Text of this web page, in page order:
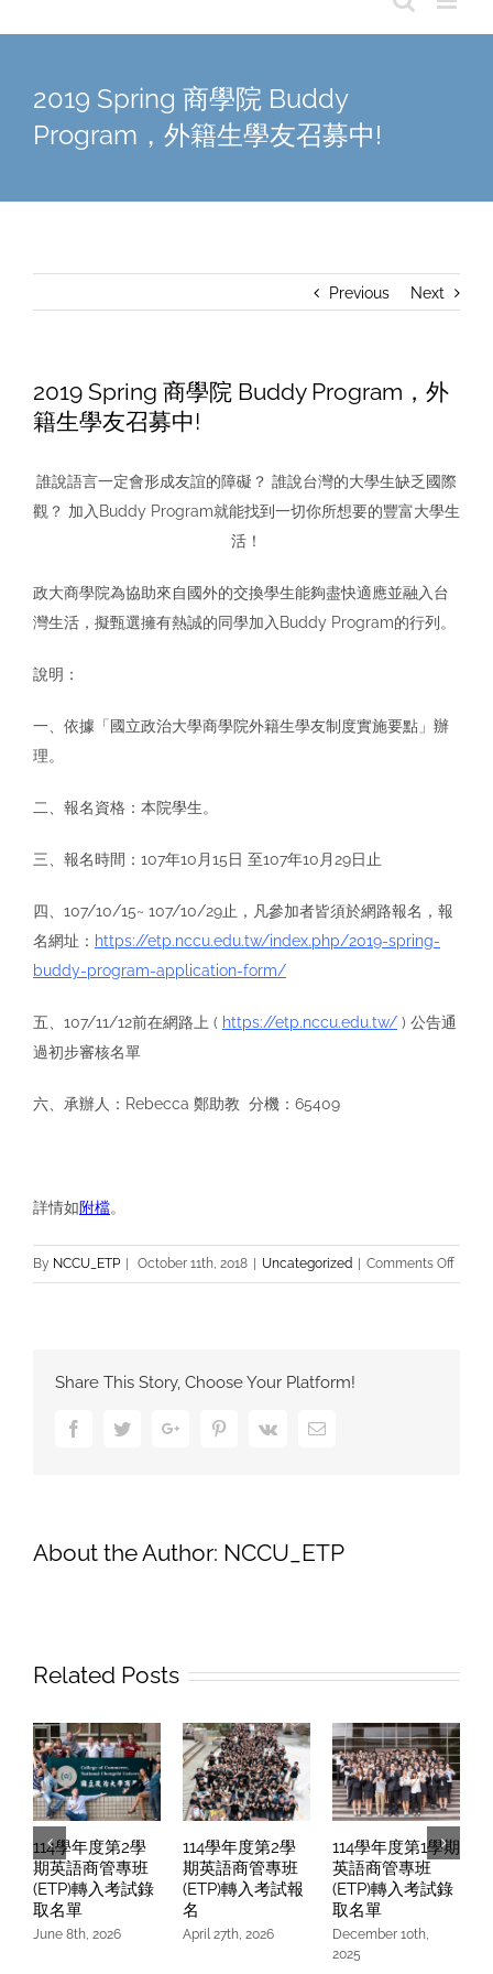
2019 Spring 商學院 Buddy
Program，外籍生學友召募中!
Previous Next
2019 Spring 商學院 Buddy Program，外
籍生學友召募中!
誰說語言一定會形成友誼的障礙？ 誰說台灣的大學生缺乏國際
觀？ 加入Buddy Program就能找到一切你所想要的豐富大學生
活！
政大商學院為協助來自國外的交換學生能夠盡快適應並融入台
灣生活，擬甄選擁有熱誠的同學加入Buddy Program的行列。
說明：
一、依據「國立政治大學商學院外籍生學友制度實施要點」辦
理。
二、報名資格：本院學生。
三、報名時間：107年10月15日 至107年10月29日止
四、107/10/15~ 107/10/29止，凡參加者皆須於網路報名，報
名網址： https://etp.nccu.edu.tw/index.php/2019-spring-
buddy-program-application-form/
五、107/11/12前在網路上 ( https://etp.nccu.edu.tw/ ) 公告通
過初步審核名單
六、承辦人：Rebecca 鄭助教 分機：65409
詳情如附檔。
By NCCU_ETP October 11th, 2018 Uncategorized Comments Offon
2019
Share This Story, Choose Your Platform!
FacebookTwitterGoogle+ PinterestVk Email
About the Author: NCCU_ETP
Related Posts
114學年度第2學
期英語商管專班
(ETP)轉入考試錄
取名單
June 8th, 2026
114學年度第2學
期英語商管專班
(ETP)轉入考試報
名
April 27th, 2026
114學年度第1學期
英語商管專班
(ETP)轉入考試錄
取名單
December 10th,
2025